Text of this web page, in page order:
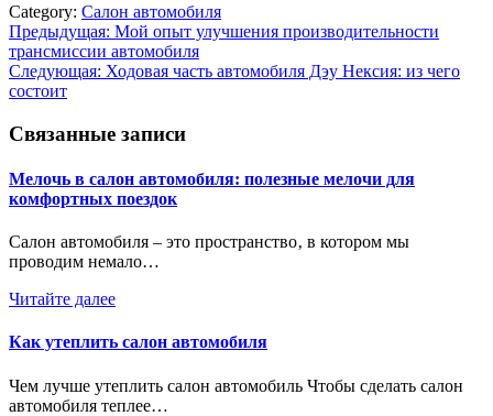
Category: Салон автомобиля
Навигация
по
записям
Предыдущая: Мой опыт улучшения производительности
трансмиссии автомобиля
Следующая: Ходовая часть автомобиля Дэу Нексия: из чего
состоит
Связанные записи
Мелочь в салон автомобиля: полезные мелочи для
комфортных поездок
Салон автомобиля – это пространство‚ в котором мы
проводим немало…
Читайте далее
Как утеплить салон автомобиля
Чем лучше утеплить салон автомобиль Чтобы сделать салон
автомобиля теплее…